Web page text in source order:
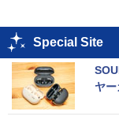
Special Site
ヤ